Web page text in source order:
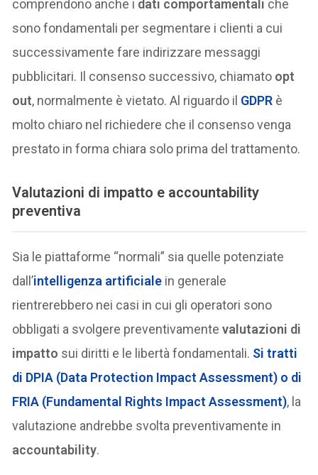
comprendono anche i dati comportamentali che
sono fondamentali per segmentare i clienti a cui
successivamente fare indirizzare messaggi
pubblicitari. Il consenso successivo, chiamato opt
out, normalmente è vietato. Al riguardo il GDPR è
molto chiaro nel richiedere che il consenso venga
prestato in forma chiara solo prima del trattamento.
Valutazioni di impatto e accountability
preventiva
Sia le piattaforme “normali” sia quelle potenziate
dall’intelligenza artificiale in generale
rientrerebbero nei casi in cui gli operatori sono
obbligati a svolgere preventivamentevalutazioni di
impatto sui diritti e le libertà fondamentali. Si tratti
di DPIA (Data Protection Impact Assessment) o di
FRIA (Fundamental Rights Impact Assessment), la
valutazione andrebbe svolta preventivamente in
accountability.